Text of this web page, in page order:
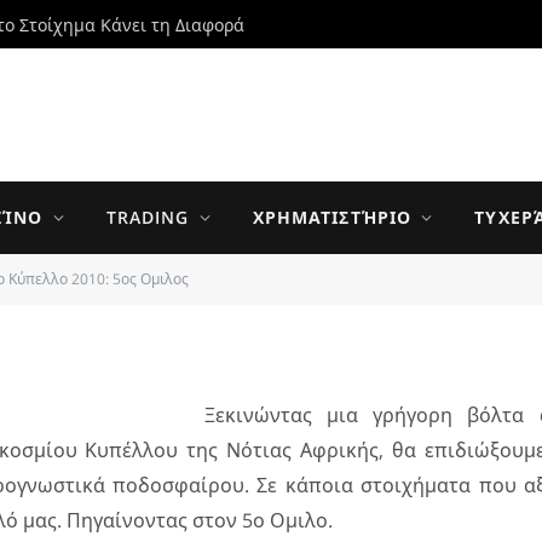
Στοίχημα Κάνει τη Διαφορά
TRADING ΧΡΗΜΑΤΙΣΤΉΡΙΟ
Κύπελλο 2010: 5ος Ομιλος
2010: 5ος Ομιλος
4 JANUARY 2014
Ξεκινώντας μια γρήγορη
Κυπέλλου της Νότιας Αφρικής, θα
ποδοσφαίρου. Σε κάποια στοιχήματα που
μας. Πηγαίνοντας στον 5ο Ομιλο.